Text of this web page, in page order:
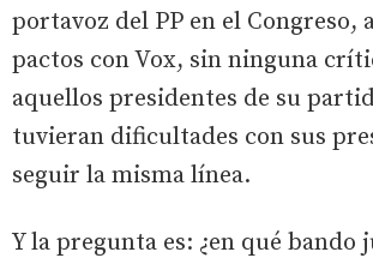
portavoz del PP en el Congreso,
pactos con Vox, sin ninguna
aquellos presidentes de su
tuvieran dificultades con sus
seguir la misma línea.
Y la pregunta es: ¿en qué bando